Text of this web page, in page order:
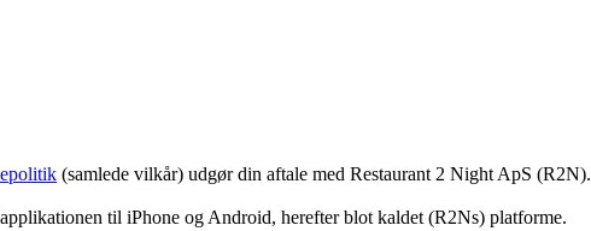
(samlede vilkår) udgør din aftale med Restaurant 2 Night ApS (R2N).
til iPhone og Android, herefter blot kaldet (R2Ns) platforme.